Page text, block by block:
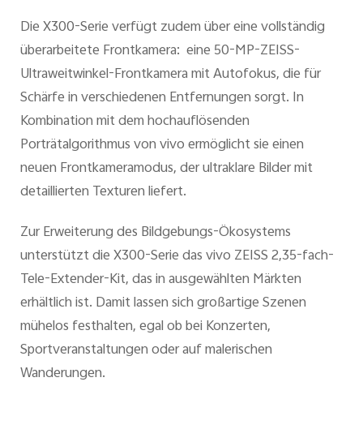
Die X300-Serie verfügt zudem über eine vollständig
überarbeitete Frontkamera: eine 50-MP-ZEISS-
Ultraweitwinkel-Frontkamera mit Autofokus, die für
Schärfe in verschiedenen Entfernungen sorgt. In
Kombination mit dem hochauflösenden
Porträtalgorithmus von vivo ermöglicht sie einen
neuen Frontkameramodus, der ultraklare Bilder mit
detaillierten Texturen liefert.
Zur Erweiterung des Bildgebungs-Ökosystems
unterstützt die X300-Serie das vivo ZEISS 2,35-fach-
Tele-Extender-Kit, das in ausgewählten Märkten
erhältlich ist. Damit lassen sich großartige Szenen
mühelos festhalten, egal ob bei Konzerten,
Sportveranstaltungen oder auf malerischen
Wanderungen.